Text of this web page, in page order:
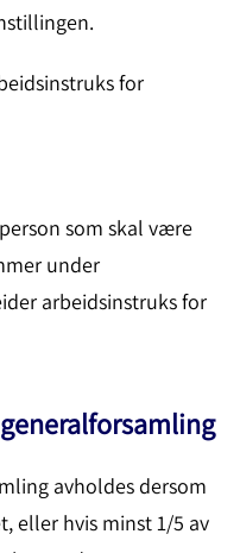
for
som skal være
under
arbeidsinstruks for
avholdes dersom
eller hvis minst 1/5 av